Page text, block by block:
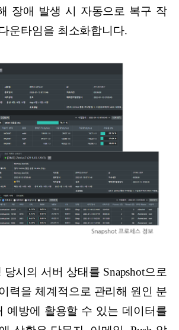
장애 발생 시 자동으로 복구 작
운타임을 최소화합니다.
시의 서버 상태를 Snapshot으로
력을 체계적으로 관리해 원인 분
예방에 활용할 수 있는 데이터를